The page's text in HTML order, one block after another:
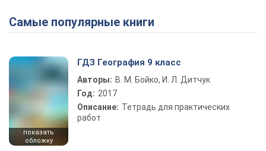
Самые популярные книги
показать
обложку
ГДЗ География 9 класс
Авторы: В. М. Бойко, И. Л. Дитчук
Год: 2017
Описание: Тетрадь для практических
работ